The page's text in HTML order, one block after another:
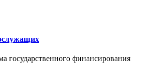
государственного финансирования